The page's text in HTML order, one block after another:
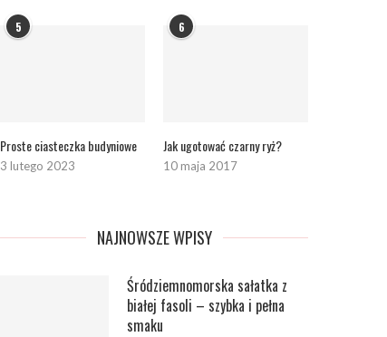
5
Proste ciasteczka budyniowe
3 lutego 2023
6
Jak ugotować czarny ryż?
10 maja 2017
NAJNOWSZE WPISY
Śródziemnomorska sałatka z
białej fasoli – szybka i pełna
smaku